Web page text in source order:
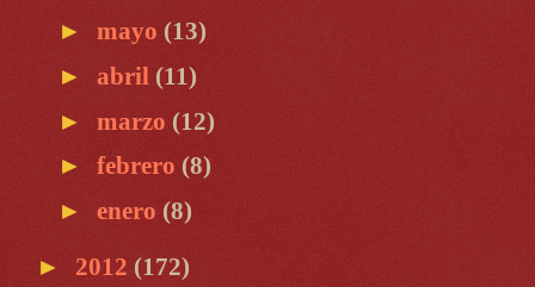
► mayo (13)
► abril (11)
► marzo (12)
► febrero (8)
► enero (8)
► 2012 (172)